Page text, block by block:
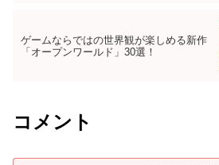
ゲームならではの世界観が楽しめる新作
「オープンワールド」30選！
コメント